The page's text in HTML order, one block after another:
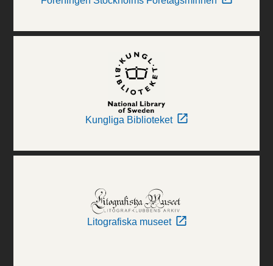
Kungliga Biblioteket
Litografiska museet